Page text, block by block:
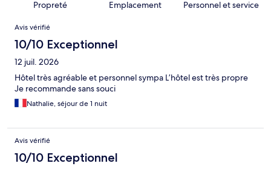
Propreté Emplacement Personnel et service
Avis
Avis vérifié
10/10 Exceptionnel
12 juil. 2026
Hôtel très agréable et personnel sympa L’hôtel est très propre
Je recommande sans souci
Nathalie, séjour de 1 nuit
Avis vérifié
10/10 Exceptionnel